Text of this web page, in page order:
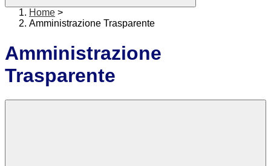
Home >
Amministrazione Trasparente
Amministrazione
Trasparente